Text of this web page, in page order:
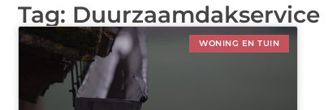
Tag: Duurzaamdakservice
WONING EN TUIN